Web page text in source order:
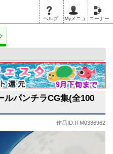
ヘルプ Myメニュ コーナー
100枚)
ルパンチラCG集(全100
作品ID:ITM0336962